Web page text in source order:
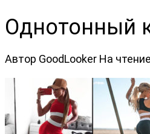
Однотонный
Автор GoodLooker На чтение